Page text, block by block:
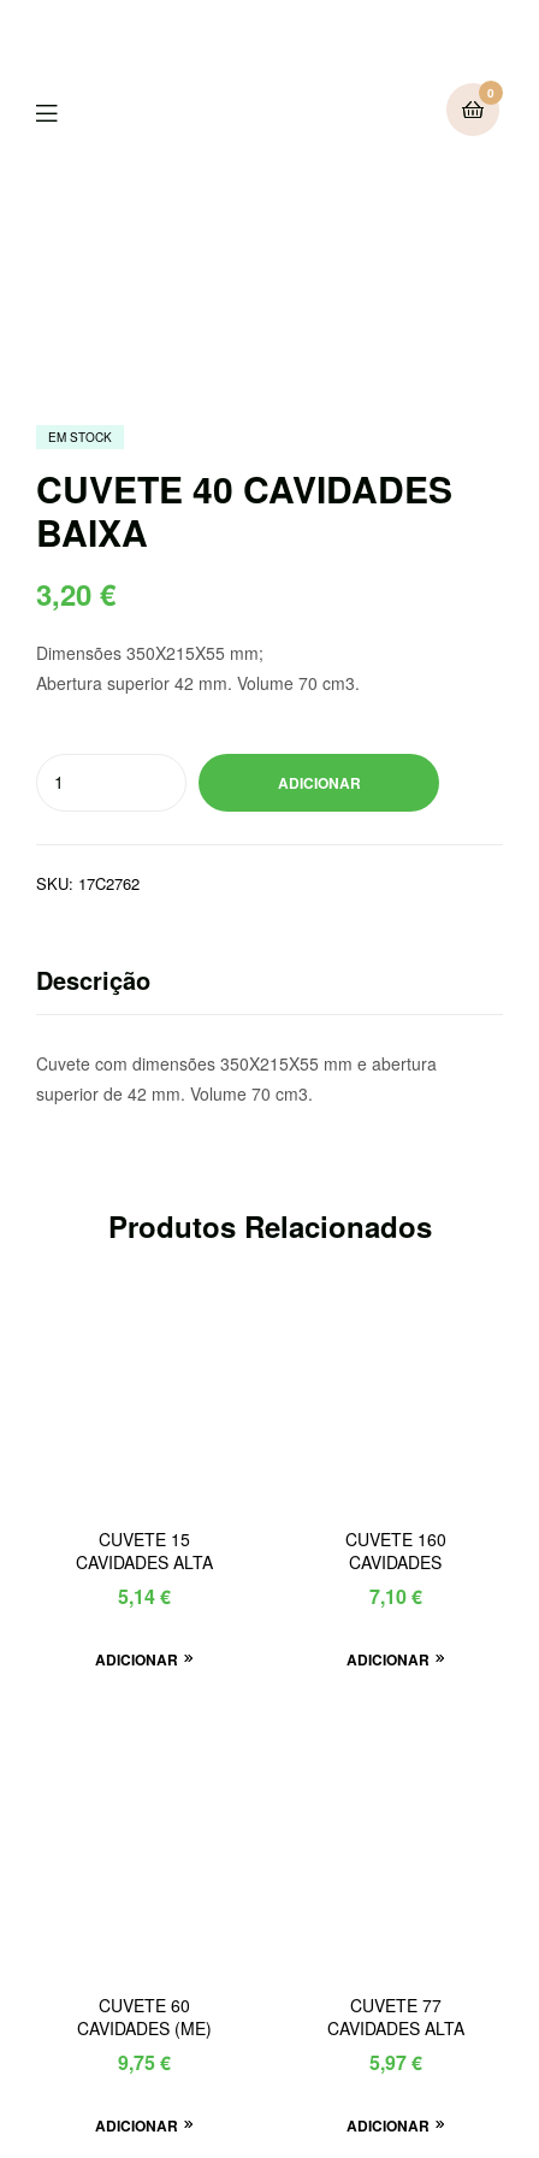
0
Menu
EM STOCK
CUVETE 40 CAVIDADES
BAIXA
3,20 €
Dimensões 350X215X55 mm;
Abertura superior 42 mm. Volume 70 cm3.
CAVIDADES
ADICIONAR
SKU: 17C2762
Descrição
Cuvete com dimensões 350X215X55 mm e abertura
superior de 42 mm. Volume 70 cm3.
Produtos Relacionados
CUVETE 15
CAVIDADES ALTA
5,14€
ADICIONAR
CUVETE 160
CAVIDADES
7,10€
ADICIONAR
CUVETE 60
CAVIDADES (ME)
9,75€
ADICIONAR
CUVETE 77
CAVIDADES ALTA
5,97€
ADICIONAR